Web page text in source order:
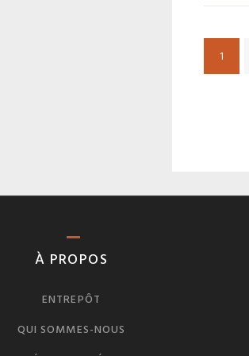
1
À PROPOS
ENTREPÔT
QUI SOMMES-NOUS